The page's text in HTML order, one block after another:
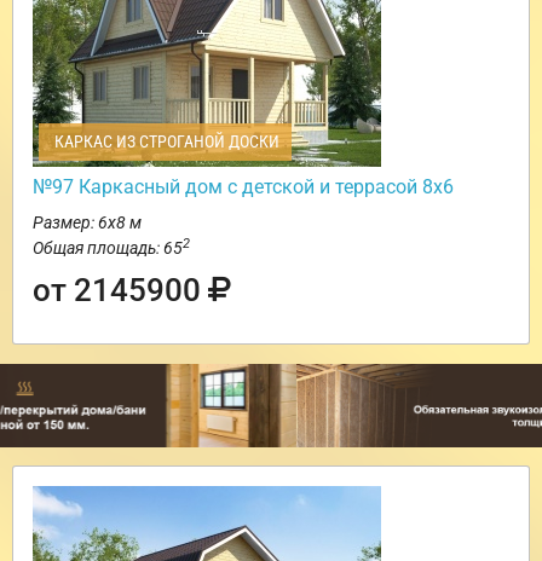
КАРКАС ИЗ СТРОГАНОЙ ДОСКИ
№97 Каркасный дом с детской и террасой 8х6
Размер: 6х8 м
Общая площадь: 652
от 2145900